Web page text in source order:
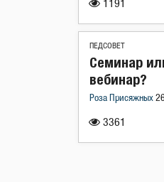
1191
ПЕДСОВЕТ
3361
Семинар
вебинар?
Роза Присяжных